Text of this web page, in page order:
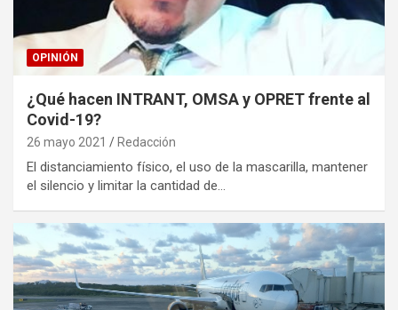
OPINIÓN
¿Qué hacen INTRANT, OMSA y OPRET frente al
Covid-19?
26 mayo 2021 Redacción
El distanciamiento físico, el uso de la mascarilla, mantener
el silencio y limitar la cantidad de…